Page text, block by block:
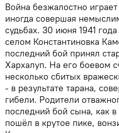
Война безжалостно
иногда совершая
судьбах. 30 июня 1941
селом Константиновка
последний бой принял
Хархалуп. На его боевом
несколько сбитых
- в результате тарана,
гибели. Родители
последний бой сына, как
пошёл в крутое пике,